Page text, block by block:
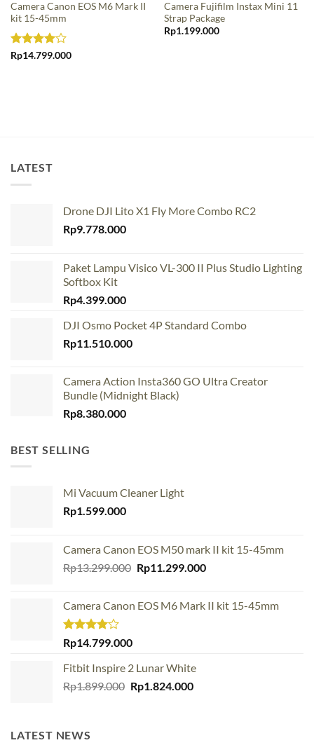
Camera Canon EOS M6 Mark II
kit 15-45mm
Rated4
Rp14.799.000
Camera Fujifilm Instax Mini 11
Strap Package
Rp1.199.000
LATEST
Drone DJI Lito X1 Fly More Combo RC2
Rp9.778.000
Paket Lampu Visico VL-300 II Plus Studio Lighting
Softbox Kit
Rp4.399.000
DJI Osmo Pocket 4P Standard Combo
Rp11.510.000
Camera Action Insta360 GO Ultra Creator
Bundle (Midnight Black)
Rp8.380.000
BEST SELLING
Mi Vacuum Cleaner Light
Rp1.599.000
Camera Canon EOS M50 mark II kit 15-45mm
Rp13.299.000 Original
Rp13.299.000.
Rp11.299.000Current
Rp11.299.000.
Camera Canon EOS M6 Mark II kit 15-45mm
Rated
4.00
of 5
Rp14.799.000
Fitbit Inspire 2 Lunar White
Rp1.899.000 Original
Rp1.824.000Current
LATEST NEWS